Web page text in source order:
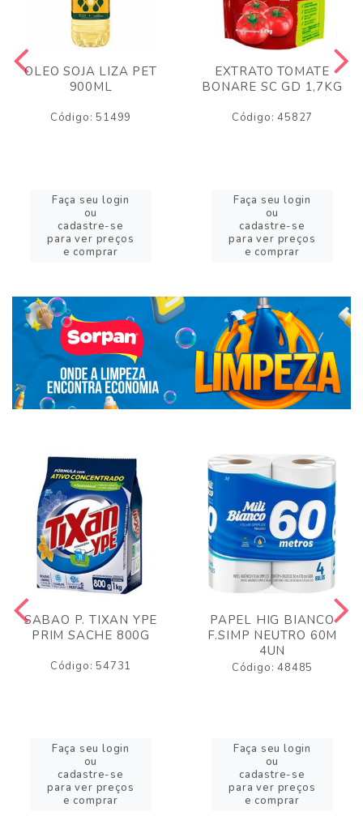
OLEO SOJA LIZA PET
900ML
Código: 51499
Faça seu login
ou
cadastre-se
para ver preços
e comprar
EXTRATO TOMATE
BONARE SC GD 1,7KG
Código: 45827
Faça seu login
ou
cadastre-se
para ver preços
e comprar
SABAO P. TIXAN YPE
PRIM SACHE 800G
Código: 54731
Faça seu login
ou
cadastre-se
para ver preços
e comprar
PAPEL HIG BIANCO
F.SIMP NEUTRO 60M
4UN
Código: 48485
Faça seu login
ou
cadastre-se
para ver preços
e comprar